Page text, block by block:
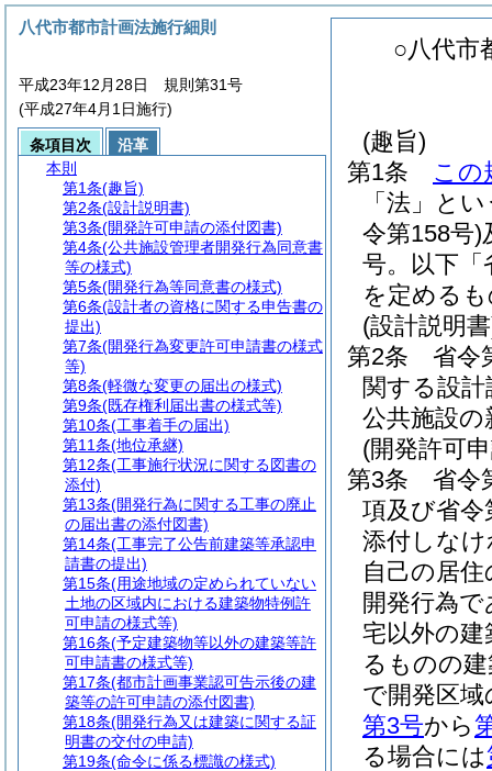
○八代市
(趣旨)
第1条
この
「法」と
令第158号)
号。以下「
を定める
(設計説明
第2条
省令
関する設計
公共施設
(開発許可
第3条
省令
項及び省
添付しな
自己の居
開発行為
宅以外の
るものの
で開発区
第3号から
る場合には
八代市都市計画法施行細則
平成23年12月28日 規則第31号
(平成27年4月1日施行)
条項目次
沿革
本則
第1条(趣旨)
第2条(設計説明書)
第3条(開発許可申請の添付図書)
第4条(公共施設管理者開発行為同意書
等の様式)
第5条(開発行為等同意書の様式)
第6条(設計者の資格に関する申告書の
提出)
第7条(開発行為変更許可申請書の様式
等)
第8条(軽微な変更の届出の様式)
第9条(既存権利届出書の様式等)
第10条(工事着手の届出)
第11条(地位承継)
第12条(工事施行状況に関する図書の
添付)
第13条(開発行為に関する工事の廃止
の届出書の添付図書)
第14条(工事完了公告前建築等承認申
請書の提出)
第15条(用途地域の定められていない
土地の区域内における建築物特例許
可申請の様式等)
第16条(予定建築物等以外の建築等許
可申請書の様式等)
第17条(都市計画事業認可告示後の建
築等の許可申請の添付図書)
第18条(開発行為又は建築に関する証
明書の交付の申請)
第19条(命令に係る標識の様式)